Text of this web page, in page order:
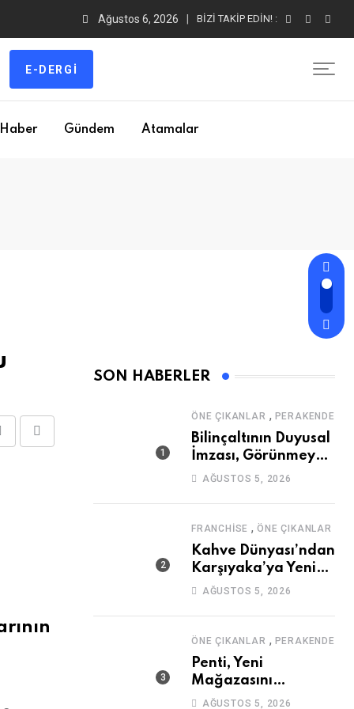
Ağustos 6, 2026 BIZI TAKIP EDIN! :
E-DERGI
Haber Gündem Atamalar
SON HABERLER
ÖNE ÇIKANLAR , PERAKENDE
Bilinçaltının Duyusal
İmzası, Görünmeyen
Güç
AĞUSTOS 5, 2026
FRANCHISE ,ÖNE ÇIKANLAR
Kahve Dünyası’ndan
Karşıyaka’ya Yeni
Mağaza
AĞUSTOS 5, 2026
ÖNE ÇIKANLAR , PERAKENDE
Penti, Yeni
Mağazasını
Galataport’ta
AĞUSTOS 5, 2026